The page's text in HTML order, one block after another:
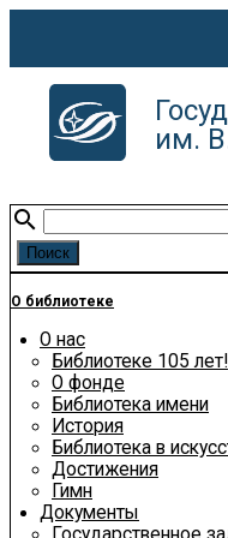
им.
search
О библиотеке
О нас
Библиотеке 105 лет!
О фонде
Библиотека имени
История
Библиотека в
Достижения
Гимн
Документы